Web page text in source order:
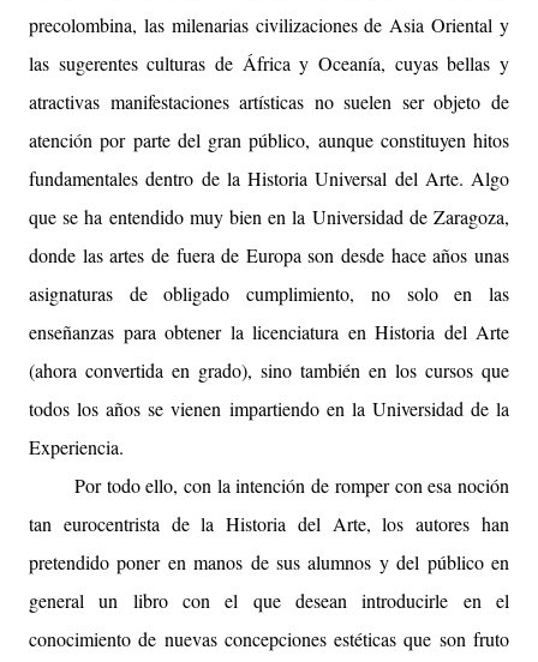
precolombina, las milenarias civilizaciones de Asia Oriental y
las sugerentes culturas de África y Oceanía, cuyas bellas y
atractivas manifestaciones artísticas no suelen ser objeto de
atención por parte del gran público, aunque constituyen hitos
fundamentales dentro de la Historia Universal del Arte. Algo
que se ha entendido muy bien en la Universidad de Zaragoza,
donde las artes de fuera de Europa son desde hace años unas
asignaturas de obligado cumplimiento, no solo en las
enseñanzas para obtener la licenciatura en Historia del Arte
(ahora convertida en grado), sino también en los cursos que
todos los años se vienen impartiendo en la Universidad de la
Experiencia.
Por todo ello, con la intención de romper con esa noción
tan eurocentrista de la Historia del Arte, los autores han
pretendido poner en manos de sus alumnos y del público en
general un libro con el que desean introducirle en el
conocimiento de nuevas concepciones estéticas que son fruto